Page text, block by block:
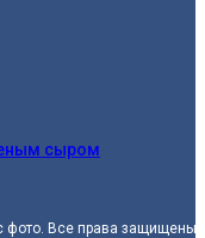
сыром
фото. Все права защищены.